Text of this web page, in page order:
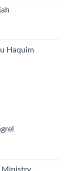
Haquim